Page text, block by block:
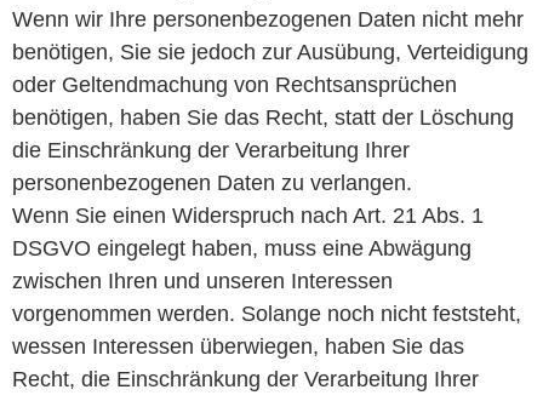
Wenn wir Ihre personenbezogenen Daten nicht mehr
benötigen, Sie sie jedoch zur Ausübung, Verteidigung
oder Geltendmachung von Rechtsansprüchen
benötigen, haben Sie das Recht, statt der Löschung
die Einschränkung der Verarbeitung Ihrer
personenbezogenen Daten zu verlangen.
Wenn Sie einen Widerspruch nach Art. 21 Abs. 1
DSGVO eingelegt haben, muss eine Abwägung
zwischen Ihren und unseren Interessen
vorgenommen werden. Solange noch nicht feststeht,
wessen Interessen überwiegen, haben Sie das
Recht, die Einschränkung der Verarbeitung Ihrer